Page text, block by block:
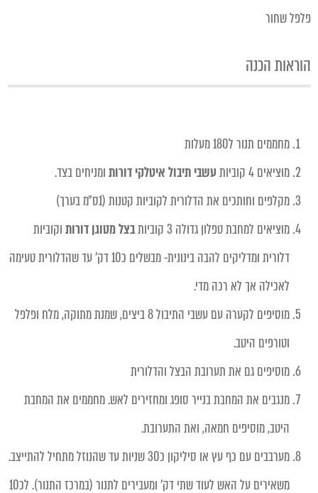
פלפל שחור
הוראות הכנה
מחממים תנור ל180 מעלות
מוציאים 4 קוביות
עשבי תיבול איטלקי דורותומניחים בצד.
מקלפים וחותכים את הדלורית לקוביות קטנות (1ס״מ בערך)
מוציאים למחבת טפלון גדולה 3 קוביות
בצל מטוגן דורותוקוביות
דלורית
ומדליקים להבה בינונית- מבשלים כ10 דק' עד שהדלורית טעימה
לאכילה אך לא רכה מדי.
מוסיפים לקערה עם עשבי התיבול 8 ביצים, שמנת מתוקה, מלח ופלפל
וטורפים היטב.
מוסיפים גם את תערובת הבצל והדלורית
מנגבים את המחבת בנייר סופג ומחזירים לאש. מחממים את המחבת
היטב, מוסיפים חמאה, ואת התערובת.
מערבבים עם כף עץ או סיליקון כ30 שניות עד שהנוזל מתחיל להתייצב.
משאירים על האש לעוד שתי דק' ומעבירים לתנור (במרכז התנור). לכ10